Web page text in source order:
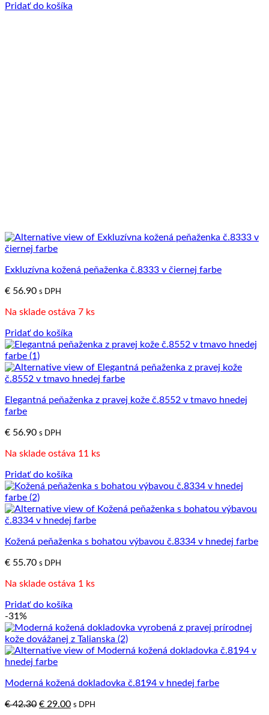
Pridať do košíka
Exkluzívna kožená peňaženka č.8333 v čiernej farbe
€ 56.90 s DPH
Na sklade ostáva 7 ks
Pridať do košíka
Elegantná peňaženka z pravej kože č.8552 v tmavo hnedej
farbe
€ 56.90 s DPH
Na sklade ostáva 11 ks
Pridať do košíka
Kožená peňaženka s bohatou výbavou č.8334 v hnedej farbe
€ 55.70 s DPH
Na sklade ostáva 1 ks
Pridať do košíka
-31%
Moderná kožená dokladovka č.8194 v hnedej farbe
€42.30 Pôvodná
€ 29.00Aktuálna
s DPH